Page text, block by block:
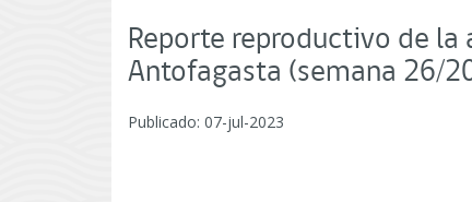
de
Chile
Reporte reproductivo de la
Antofagasta (semana 26/
Publicado: 07-jul-2023